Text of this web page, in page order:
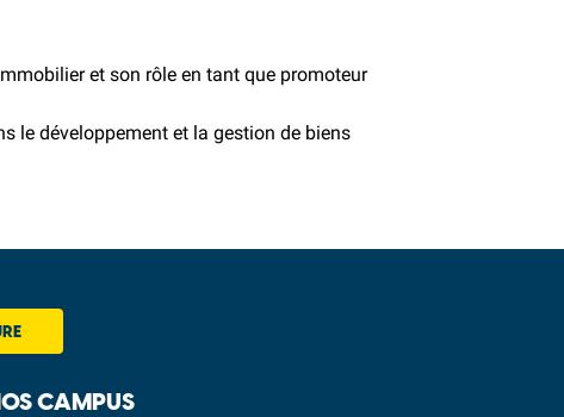
et son rôle en tant que promoteur
le développement et la gestion de biens
CAMPUS